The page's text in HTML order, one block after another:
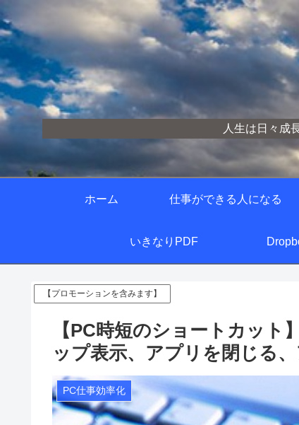
人生は日々成
ホーム 仕事ができる人になる
いきなりPDF
【プロモーションを含みます】
【PC時短のショートカッ
ップ表示、アプリを閉じる
PC仕事効率化